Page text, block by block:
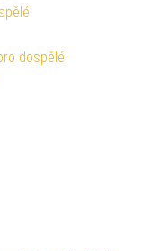
dospělé